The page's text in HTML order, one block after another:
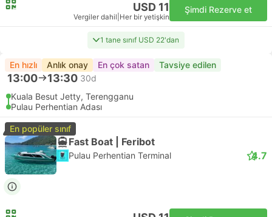
USD 11
Vergiler dahil Her bir yetişkin
Şimdi Rezerve et
1 tane sınıf USD 22'dan
En hızlı Anlık onay En çok satan Tavsiye edilen
13:00 13:30 30d
Kuala Besut Jetty, Terengganu
Pulau Perhentian Adası
En popüler sınıf
Fast Boat | Feribot
Pulau Perhentian Terminal 4.7